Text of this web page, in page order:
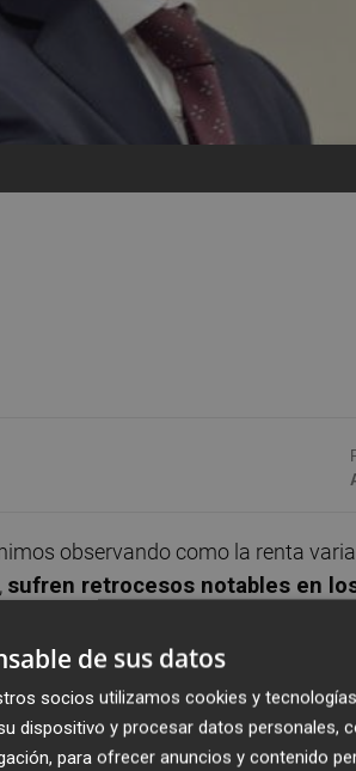
observando como la renta
sufren retrocesos notables en
Unidos
conocidos como 'valores refugio'
la consecuencia directa de un
en la medida en que optan por
de sus datos
socios utilizamos cookies y
dispositivo y procesar datos personales,
para ofrecer anuncios y contenido